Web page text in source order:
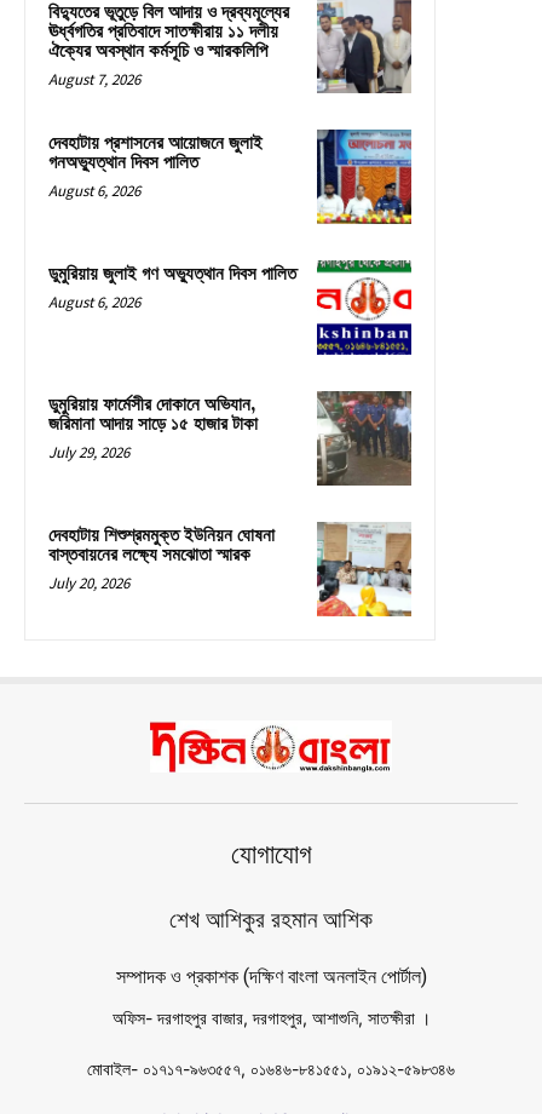
বিদ্যুতের ভূতুড়ে বিল আদায় ও দ্রব্যমূল্যের
ঊর্ধ্বগতির প্রতিবাদে সাতক্ষীরায় ১১ দলীয়
ঐক্যের অবস্থান কর্মসূচি ও স্মারকলিপি
August 7, 2026
দেবহাটায় প্রশাসনের আয়োজনে জুলাই
গনঅভ্যুত্থান দিবস পালিত
August 6, 2026
ডুমুরিয়ায় জুলাই গণ অভ্যুত্থান দিবস পালিত
August 6, 2026
ডুমুরিয়ায় ফার্মেসীর দোকানে অভিযান,
জরিমানা আদায় সাড়ে ১৫ হাজার টাকা
July 29, 2026
দেবহাটায় শিশুশ্রমমুক্ত ইউনিয়ন ঘোষনা
বাস্তবায়নের লক্ষ্যে সমঝোতা স্মারক
July 20, 2026
যোগাযোগ
শেখ আশিকুর রহমান আশিক
সম্পাদক ও প্রকাশক (দক্ষিণ বাংলা অনলাইন পোর্টাল)
অফিস- দরগাহপুর বাজার, দরগাহপুর, আশাশুনি, সাতক্ষীরা ।
মোবাইল- ০১৭১৭-৯৬৩৫৫৭, ০১৬৪৬-৮৪১৫৫১, ০১৯১২-৫৯৮৩৪৬